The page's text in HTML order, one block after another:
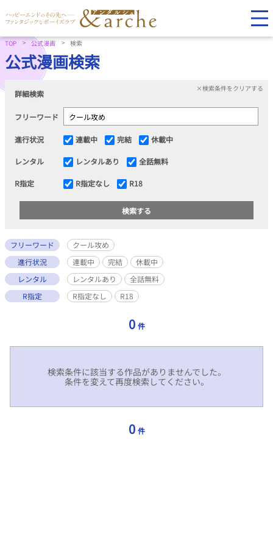
TOP 公式漫画 検索
公式漫画検索
詳細検索
×検索条件をクリアする
フリーワード
進行状況 連載中 完結 休載中
レンタル レンタルあり 全話無料
R指定 R指定なし R18
フリーワード
クール攻め
進行状況
連載中 完結
休載中
レンタル
レンタルあり
全話無料
R指定
R指定なし R18
0 件
検索条件に該当する作品がありませんでした。
条件を変えて再度検索してください。
0 件